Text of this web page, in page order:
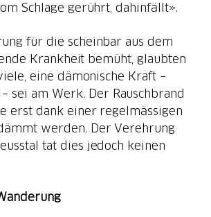
Schlage gerührt, dahinfällt».
für die scheinbar aus dem
Krankheit bemüht, glaubten
eine dämonische Kraft –
sei am Werk. Der Rauschbrand
erst dank einer regelmässigen
werden. Der Verehrung
tat dies jedoch keinen